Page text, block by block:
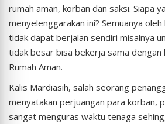
rumah aman, korban dan saksi. Siapa
menyelenggarakan ini? Semuanya
tidak dapat berjalan sendiri misalnya
tidak besar bisa bekerja sama dengan
Rumah Aman.
Kalis Mardiasih, salah seorang
menyatakan perjuangan para korban,
sangat menguras waktu tenaga